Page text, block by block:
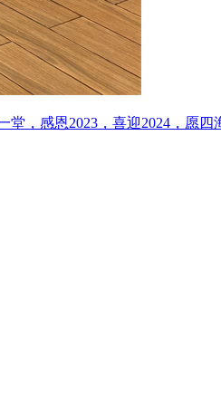
，感恩2023，喜迎2024，愿四